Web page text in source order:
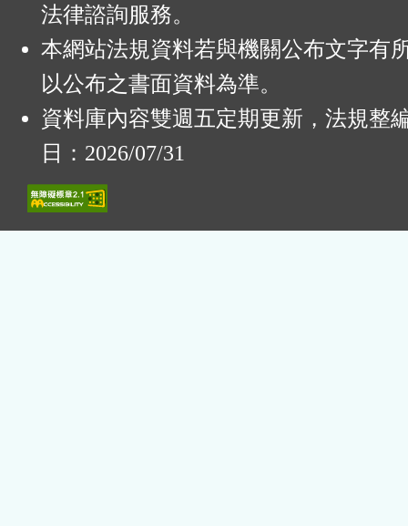
法律諮詢服務。
本網站法規資料若與機關公布文字有
以公布之書面資料為準。
資料庫內容雙週五定期更新，法規整
日：2026/07/31